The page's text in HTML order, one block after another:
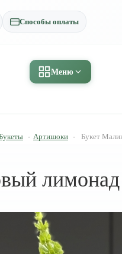
Способы оплаты
Меню
- Артишоки - Букет
лимонад